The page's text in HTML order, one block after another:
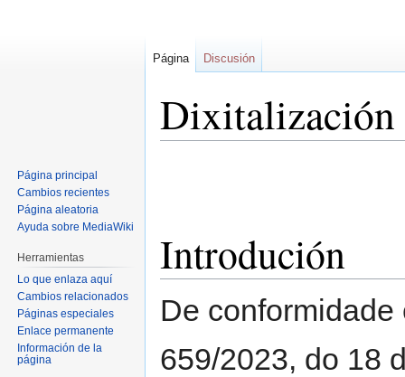
Dixitalización
Introdución
De
659/2023, do 18
Página Discusión
Página principal
Cambios recientes
Página aleatoria
Ayuda sobre MediaWiki
Herramientas
Lo que enlaza aquí
Cambios relacionados
Páginas especiales
Enlace permanente
Información de la
página